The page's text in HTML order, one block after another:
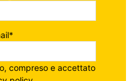
compreso e accettato